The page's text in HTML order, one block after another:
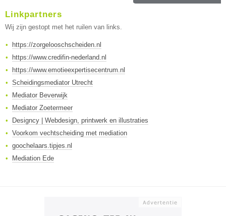
Linkpartners
Wij zijn gestopt met het ruilen van links.
https://zorgelooschscheiden.nl
https://www.credifin-nederland.nl
https://www.emotieexpertisecentrum.nl
Scheidingsmediator Utrecht
Mediator Beverwijk
Mediator Zoetermeer
Designcy | Webdesign, printwerk en illustraties
Voorkom vechtscheiding met mediation
goochelaars.tipjes.nl
Mediation Ede